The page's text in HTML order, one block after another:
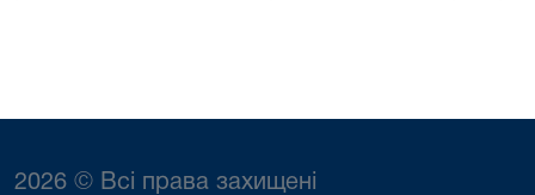
2026 © Всі права захищені